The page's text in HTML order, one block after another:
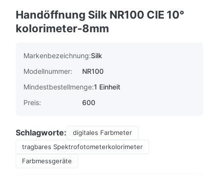
Handöffnung Silk NR100 CIE 10°
kolorimeter-8mm
Markenbezeichnung:Silk
Modellnummer:
NR100
Mindestbestellmenge:1 Einheit
Preis:
600
Schlagworte:
digitales Farbmeter
tragbares Spektrofotometerkolorimeter
Farbmessgeräte